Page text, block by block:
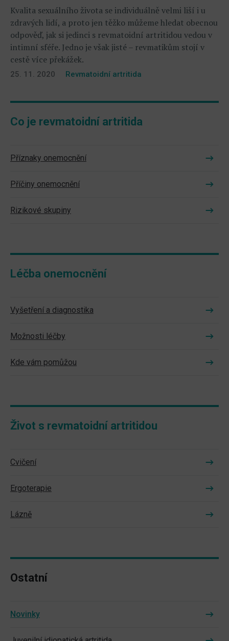
Kvalita sexuálního života se individuálně velmi liší i u
zdravých lidí, a proto jen těžko můžeme hledat obecnou
odpověď, jak si jedinci s revmatoidní artritidou vedou v
intimní sféře. Jedno je však jisté – revmatikům stojí v
cestě více překážek.
25. 11. 2020 Revmatoidní artritida
Co je revmatoidní artritida
Příznaky onemocnění
Příčiny onemocnění
Rizikové skupiny
Léčba onemocnění
Vyšetření a diagnostika
Možnosti léčby
Kde vám pomůžou
Život s revmatoidní artritidou
Cvičení
Ergoterapie
Lázně
Ostatní
Novinky